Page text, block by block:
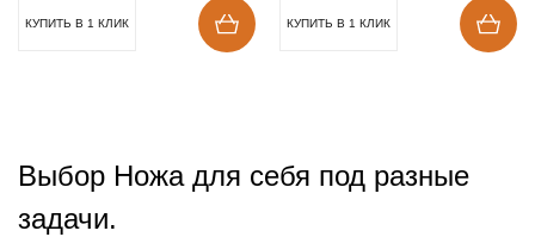
КУПИТЬ В 1 КЛИК КУПИТЬ В 1 КЛИК
Выбор Ножа для себя под разные
задачи.